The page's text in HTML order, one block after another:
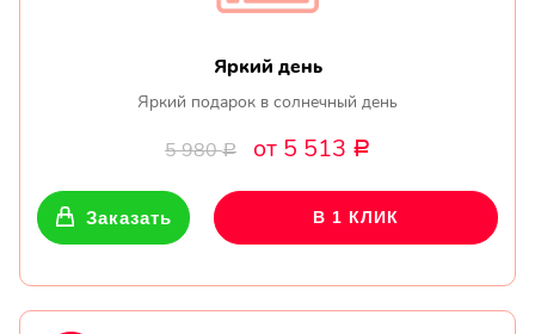
Яркий день
Яркий подарок в солнечный день
5 980Р от 5 513 Р
Заказать В 1 КЛИК